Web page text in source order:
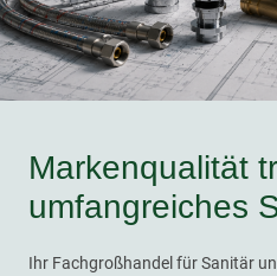
Markenqualität
umfangreiches
Ihr Fachgroßhandel für Sanitär